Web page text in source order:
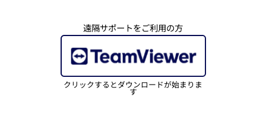
遠隔サポートをご利用の方
クリックするとダウンロードが始まりま
す